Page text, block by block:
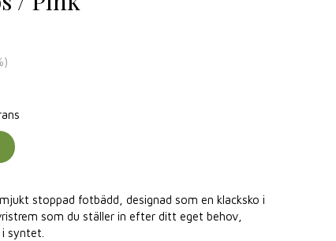
stoppad fotbädd, designad som en klacksko i
som du ställer in efter ditt eget behov,
syntet.